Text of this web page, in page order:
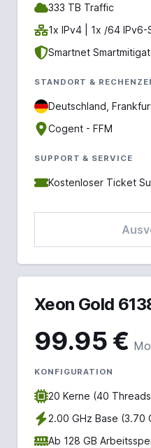
333 TB Traffic
1x IPv4 | 1x /64 IPv6-
Smartnet
STANDORT &
Deutschland,
Cogent - FFM
SUPPORT & SERVICE
Kostenloser Ticket
Xeon Gold
99.95 €
KONFIGURATION
20 Kerne (40
2.00 GHz Base (3.70
Ab 128 GB